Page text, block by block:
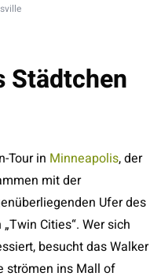
Städtchen
Tour in Minneapolis, der
mit der
Ufer des
Cities“. Wer sich
besucht das Walker
strömen ins Mall of